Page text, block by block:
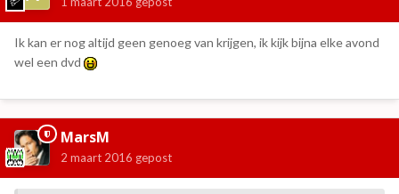
Ik kan er nog altijd geen genoeg van krijgen, ik kijk bijna elke avond
wel een dvd
MarsM
2 maart 2016 gepost